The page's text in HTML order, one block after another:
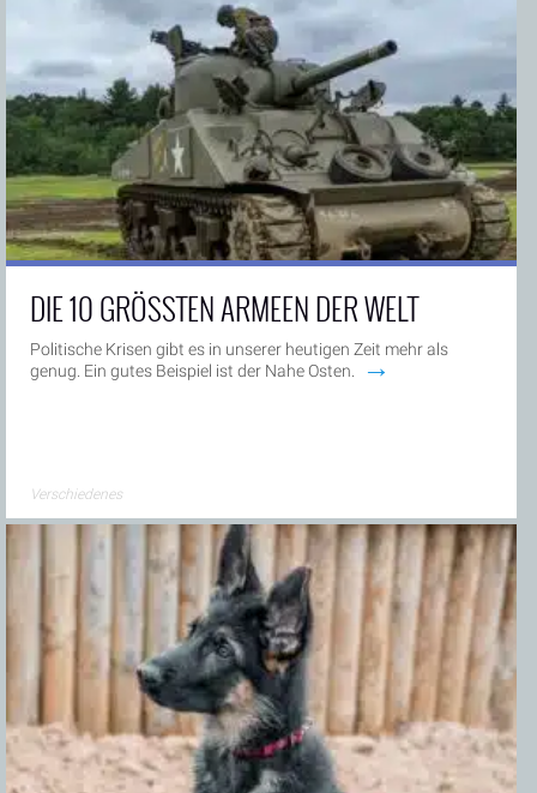
DIE 10 GRÖSSTEN ARMEEN DER WELT
Politische Krisen gibt es in unserer heutigen Zeit mehr als
genug. Ein gutes Beispiel ist der Nahe Osten.
→
Verschiedenes